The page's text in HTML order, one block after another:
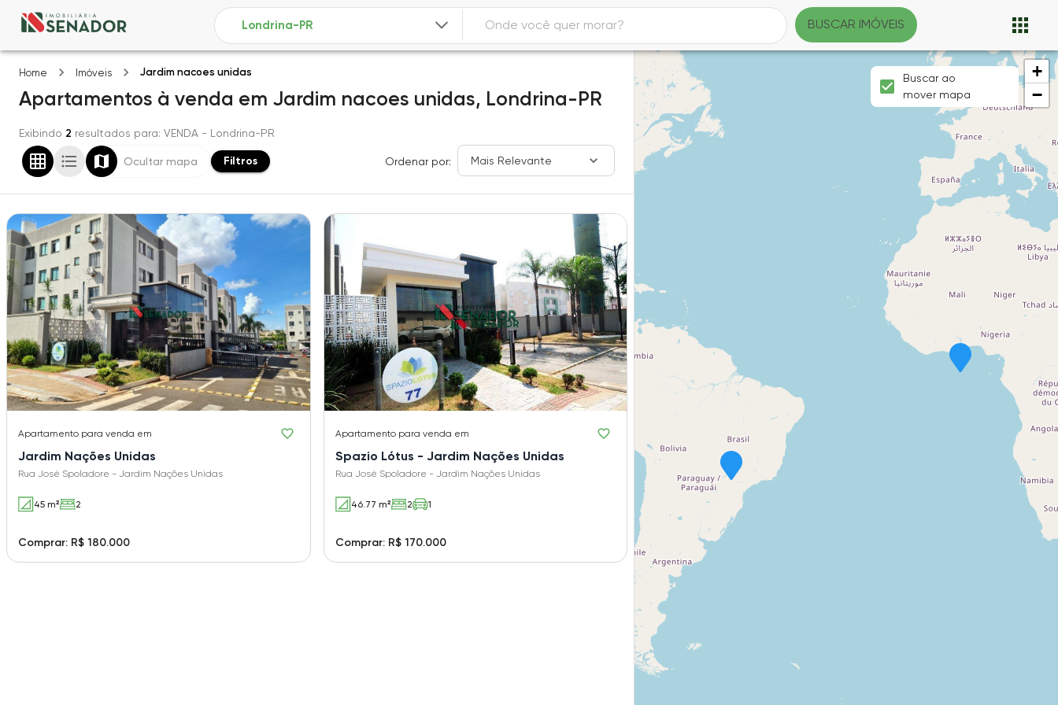
BUSCAR IMÓVEIS
Home Imóveis Jardim nacoes unidas
Apartamentos à venda em Jardim nacoes unidas, Londrina-PR
Exibindo 2 resultados para: VENDA - Londrina-PR
Ocultar mapa Filtros Ordenar por: Mais Relevante
Apartamento para venda em
Jardim Nações Unidas
Rua José Spoladore - Jardim Nações Unidas
45 m² 2
Comprar: R$ 180.000
Apartamento para venda em
Spazio Lótus - Jardim Nações Unidas
Rua José Spoladore - Jardim Nações Unidas
46.77 m² 2 1
Comprar: R$ 170.000
+
−
Buscar ao
mover mapa